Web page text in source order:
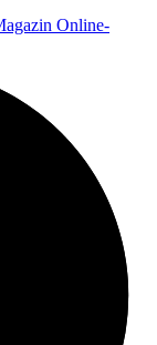
Online-